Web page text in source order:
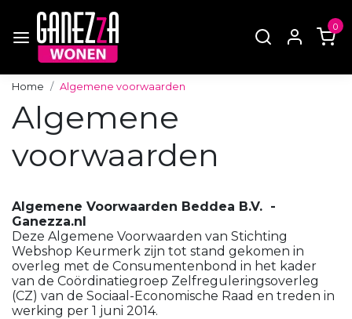
0
Home Algemene voorwaarden
Algemene
voorwaarden
Algemene Voorwaarden Beddea B.V. -
Ganezza.nl
Deze Algemene Voorwaarden van Stichting
Webshop Keurmerk zijn tot stand gekomen in
overleg met de Consumentenbond in het kader
van de Coördinatiegroep Zelfreguleringsoverleg
(CZ) van de Sociaal-Economische Raad en treden in
werking per 1 juni 2014.